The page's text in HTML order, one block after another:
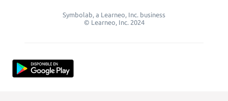
Symbolab, a Learneo, Inc. business
© Learneo, Inc. 2024